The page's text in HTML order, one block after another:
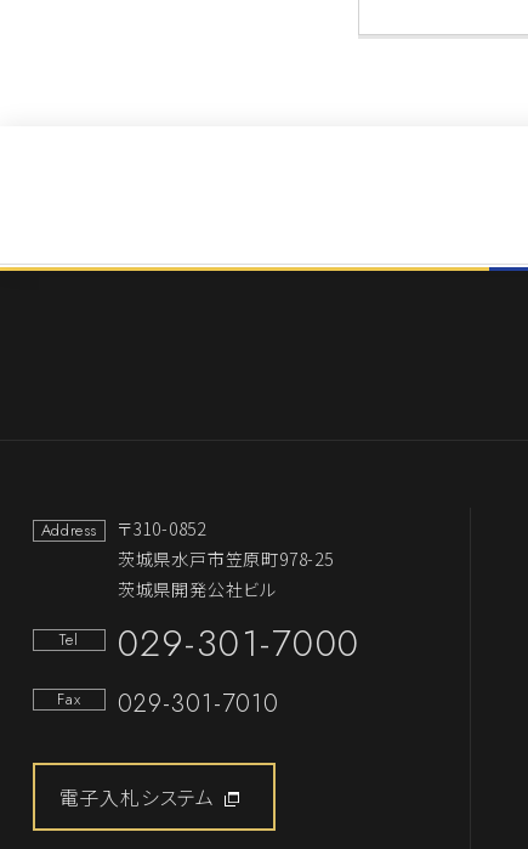
Address
〒310-0852
茨城県水戸市笠原町978-25
茨城県開発公社ビル
Tel 029-301-7000
Fax 029-301-7010
電子入札システム